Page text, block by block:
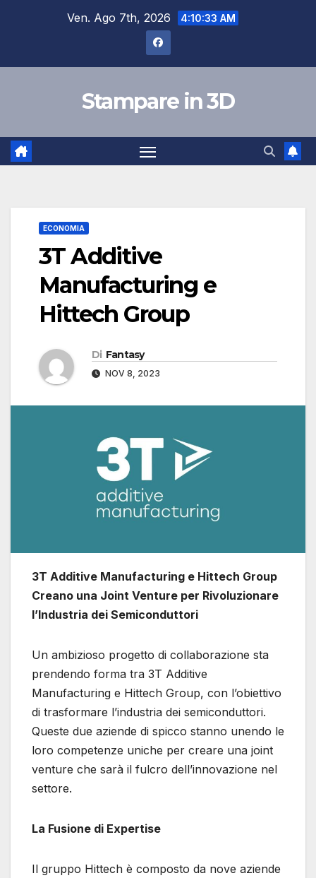
Ven. Ago 7th, 2026 4:10:34 AM
Stampare in 3D
ECONOMIA
3T Additive
Manufacturing e
Hittech Group
Di Fantasy
NOV 8, 2023
3T Additive Manufacturing e Hittech Group
Creano una Joint Venture per Rivoluzionare
l’Industria dei Semiconduttori
Un ambizioso progetto di collaborazione sta
prendendo forma tra 3T Additive
Manufacturing e Hittech Group, con l’obiettivo
di trasformare l’industria dei semiconduttori.
Queste due aziende di spicco stanno unendo le
loro competenze uniche per creare una joint
venture che sarà il fulcro dell’innovazione nel
settore.
La Fusione di Expertise
Il gruppo Hittech è composto da nove aziende